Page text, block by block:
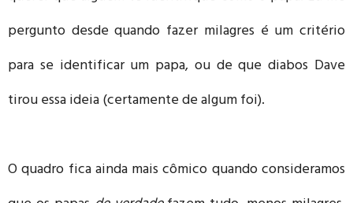
pergunto desde quando fazer milagres é um critério
para se identificar um papa, ou de que diabos Dave
tirou essa ideia (certamente de algum foi).
O quadro fica ainda mais cômico quando consideramos